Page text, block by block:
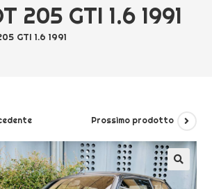
205 GTI 1.6 1991
GTI 1.6 1991
Prossimo prodotto